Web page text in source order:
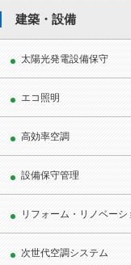
建築・設備
太陽光発電設備保守
エコ照明
高効率空調
設備保守管理
リフォーム・リノベーシ
次世代空調システム